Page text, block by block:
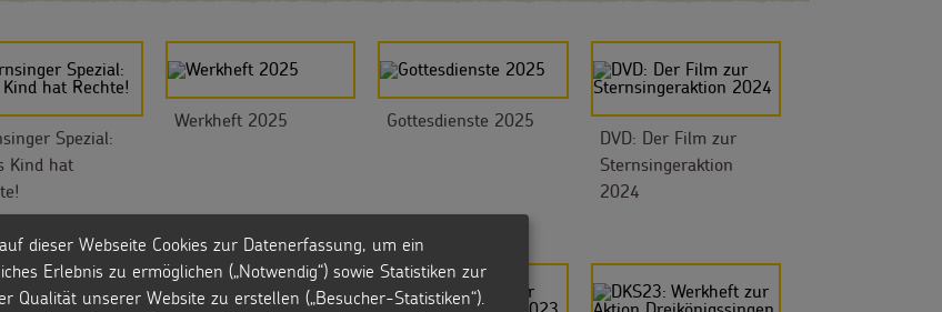
Spezial:
Kind hat
Werkheft 2025
Gottesdienste 2025
DVD: Der Film zur
Sternsingeraktion
2024
dieser Webseite Cookies zur Datenerfassung, um ein
Erlebnis zu ermöglichen („Notwendig“) sowie Statistiken zur
Qualität unserer Website zu erstellen („Besucher-Statistiken“).